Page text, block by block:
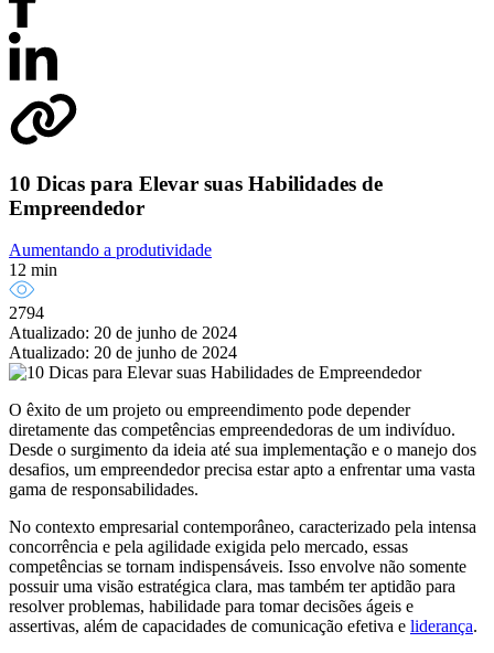
10 Dicas para Elevar suas Habilidades de
Empreendedor
Aumentando a produtividade
12 min
2794
Atualizado: 20 de junho de 2024
Atualizado: 20 de junho de 2024
O êxito de um projeto ou empreendimento pode depender
diretamente das competências empreendedoras de um indivíduo.
Desde o surgimento da ideia até sua implementação e o manejo dos
desafios, um empreendedor precisa estar apto a enfrentar uma vasta
gama de responsabilidades.
No contexto empresarial contemporâneo, caracterizado pela intensa
concorrência e pela agilidade exigida pelo mercado, essas
competências se tornam indispensáveis. Isso envolve não somente
possuir uma visão estratégica clara, mas também ter aptidão para
resolver problemas, habilidade para tomar decisões ágeis e
assertivas, além de capacidades de comunicação efetiva e liderança.